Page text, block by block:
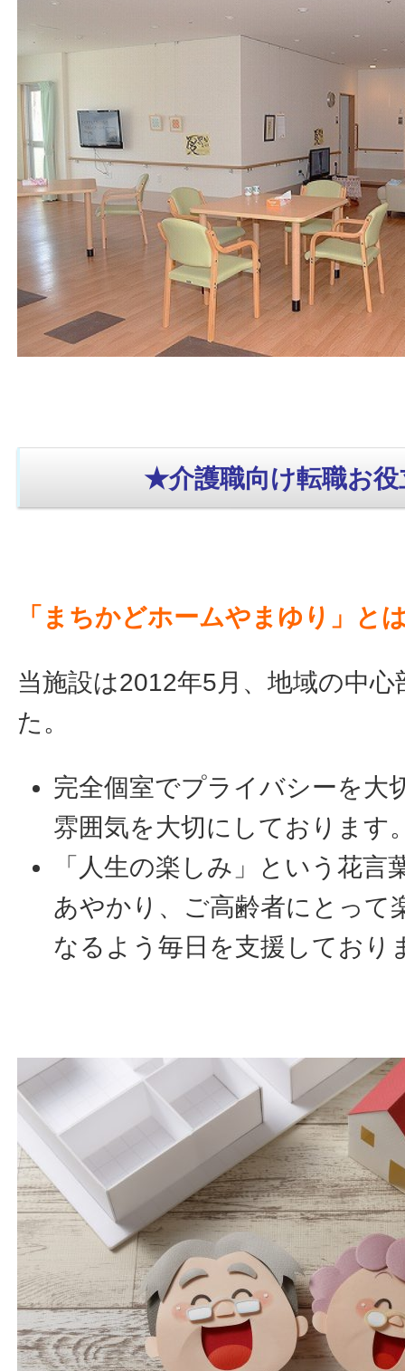
★介護職向け転職お役
「まちかどホームやまゆり」と
当施設は2012年5月、地域の中
た。
完全個室でプライバシーを大
雰囲気を大切にしております
「人生の楽しみ」という花
あやかり、ご高齢者にとって
なるよう毎日を支援しており